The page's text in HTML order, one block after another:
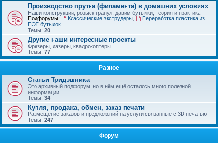
Производство прутка (филамента) в домашних условиях
Наши конструкции, розыск гранул, давим бутылки, теория и практика
Подфорумы:
Классические экструдеры,
Переработка пластика из
ПЭТ бутылок
Темы: 20
Другие наши интересные проекты
Фрезеры, лазеры, квадрокоптеры ...
Темы: 77
Разное
Статьи Тридэшника
Это архивный подфорум, но в нём ещё осталось много полезной
информации
Темы: 34
Купля, продажа, обмен, заказ печати
Размещение заказов и предложений на услуги связанные с 3D печатью
Темы: 247
Форум